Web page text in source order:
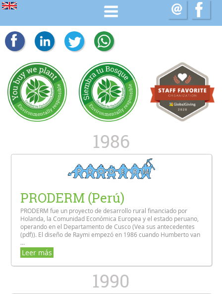
1986
PRODERM (Perú)
PRODERM fue un proyecto de desarrollo rural financiado por
Holanda, la Comunidad Económica Europea y el estado peruano,
operando en el Departamento de Cusco (Vea sus antecedentes
(pdf)). El diseño de Raymi empezó en 1986 cuando Humberto van
...
Leer más
1990